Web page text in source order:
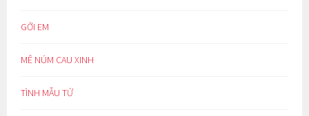
GỞI EM
MÊ NÚM CAU XINH
TÌNH MẪU TỬ